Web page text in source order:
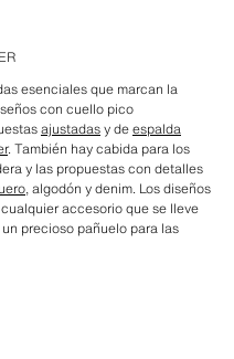
esenciales que marcan la
con cuello pico
ajustadasy deespalda
. También hay cabida para los
y las propuestas con detalles
, algodón y denim. Los diseños
accesorio que se lleve
precioso pañuelo para las